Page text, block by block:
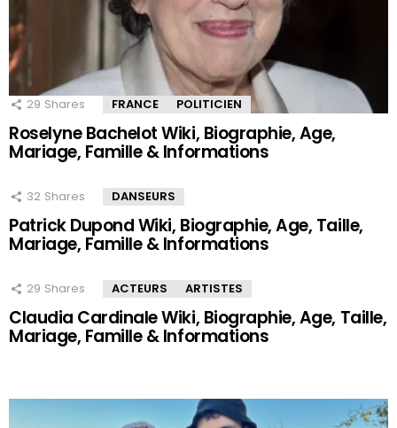
29 Shares FRANCE POLITICIEN
Roselyne Bachelot Wiki, Biographie, Age,
Mariage, Famille & Informations
32 Shares DANSEURS
Patrick Dupond Wiki, Biographie, Age, Taille,
Mariage, Famille & Informations
29 Shares ACTEURS ARTISTES
Claudia Cardinale Wiki, Biographie, Age, Taille,
Mariage, Famille & Informations